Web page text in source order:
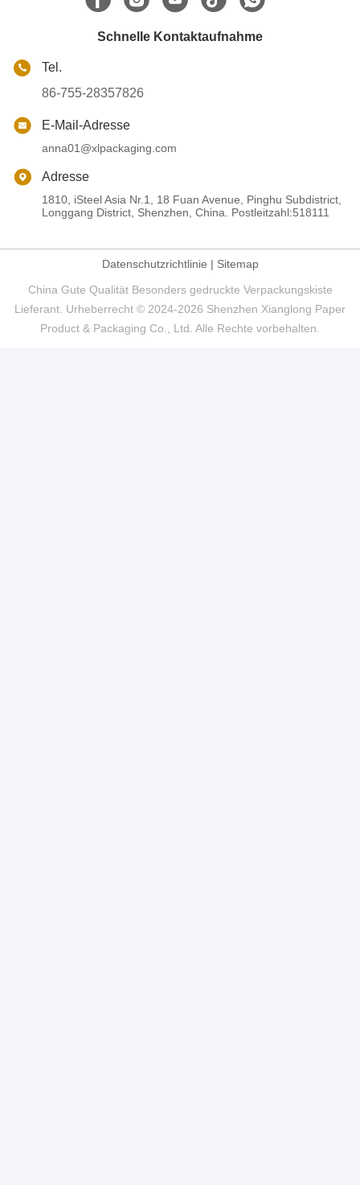
Schnelle Kontaktaufnahme
Tel.
86-755-28357826
E-Mail-Adresse
anna01@xlpackaging.com
Adresse
1810, iSteel Asia Nr.1, 18 Fuan Avenue, Pinghu Subdistrict,
Longgang District, Shenzhen, China. Postleitzahl:518111
Datenschutzrichtlinie | Sitemap
China Gute Qualität Besonders gedruckte Verpackungskiste
Lieferant. Urheberrecht © 2024-2026 Shenzhen Xianglong Paper
Product & Packaging Co., Ltd. Alle Rechte vorbehalten.